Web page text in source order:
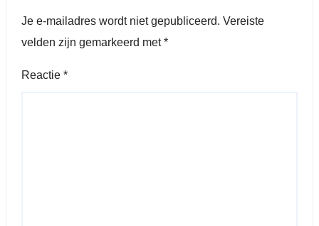
Je e-mailadres wordt niet gepubliceerd. Vereiste
velden zijn gemarkeerd met*
Reactie *